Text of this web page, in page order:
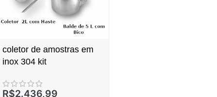
coletor de amostras em
inox 304 kit
R$2.436,99